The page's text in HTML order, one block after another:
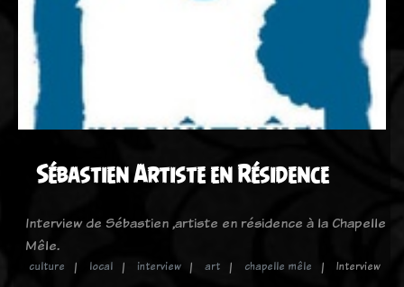
Sébastien Artiste en Résidence
Interview de Sébastien ,artiste en résidence à la Chapelle
Mêle.
culture local interview art chapelle mêle Interview